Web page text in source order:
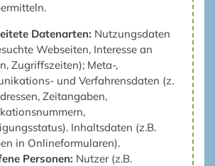
Datenarten: Nutzungsdaten
Webseiten, Interesse an
Zugriffszeiten); Meta-,
und Verfahrensdaten (z.
Zeitangaben,
Inhaltsdaten (z.B.
in Onlineformularen).
Personen: Nutzer (z.B.